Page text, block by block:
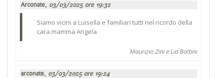
Arconate, 03/03/2025 ore 19:32
Siamo vicini a Luisella e familiari tutti nel ricordo della
cara mamma Angela
Maurizio Zini e Lia Bottini
arconate, 03/03/2025 ore 19:24